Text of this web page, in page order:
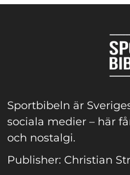
Sportbibeln är
sociala medier – här
och nostalgi.
Publisher: Christian